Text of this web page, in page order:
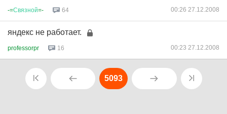
-=Связной=- 64 00:26 27.12.2008
яндекс не работает.
professorpr 16 00:23 27.12.2008
5093